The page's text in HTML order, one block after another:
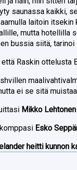
saunassa kaikki,
laitoin
mutta hotellilla
bussia siitä, tarinoi
Raskin ottelusta
ei se sitä
Mikko Lehtonen
Esko
heitti kunnon